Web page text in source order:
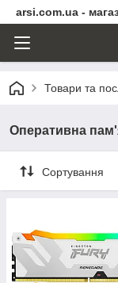
arsi.com.ua -
Товари та
Оперативна
Сортування